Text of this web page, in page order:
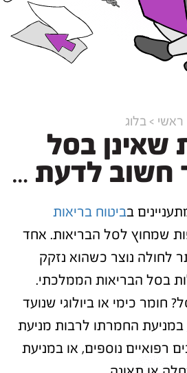
ראשי > בלוג
שאינן בסל
חשוב לדעת …
בביטוח בריאות
שמחוץ לסל הבריאות. אחד
לחולה נוצר כשהוא נזקק
בסל הבריאות הממלכתי.
חומר כימי או ביולוגי שנועד
במניעת החמרתו לרבות מניעת
נוספים, או במניעת